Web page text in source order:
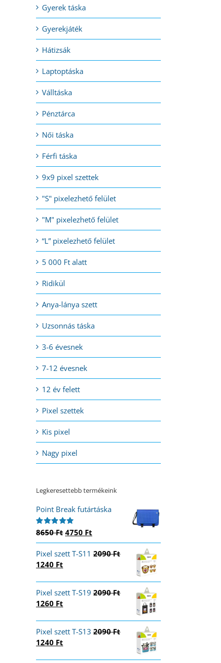
Gyerek táska
Gyerekjáték
Hátizsák
Laptoptáska
Válltáska
Pénztárca
Női táska
Férfi táska
9x9 pixel szettek
"S" pixelezhető felület
"M" pixelezhető felület
“L” pixelezhető felület
5 000 Ft alatt
Ridikül
Anya-lánya szett
Uzsonnás táska
3-6 évesnek
7-12 évesnek
12 év felett
Pixel szettek
Kis pixel
Nagy pixel
Legkeresettebb termékeink
Point Break futártáska
Értékelés:
8650Ft Original
price
was:
4750 Ft
price
is:
Pixel szett T-S11 2090Ft
Original
2090 Ft.
1240 Ft
1240 Ft.
Pixel szett T-S19 2090Ft
Original
2090 Ft.
1260 Ft
1260 Ft.
Pixel szett T-S13 2090Ft
Original
1240 Ft